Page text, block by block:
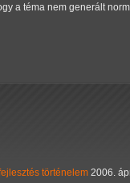
a téma nem generált
történelem 2006.